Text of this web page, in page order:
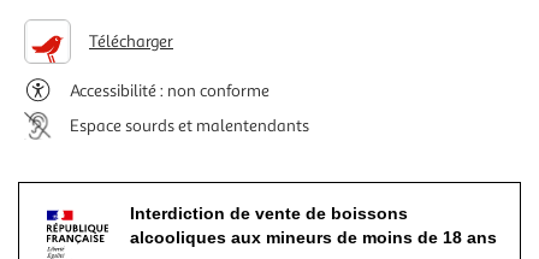
Télécharger
Accessibilité : non conforme
Espace sourds et malentendants
Interdiction de vente de boissons
alcooliques aux mineurs de moins de 18 ans